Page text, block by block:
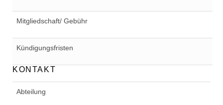
Mitgliedschaft/ Gebühr
Kündigungsfristen
KONTAKT
Abteilung